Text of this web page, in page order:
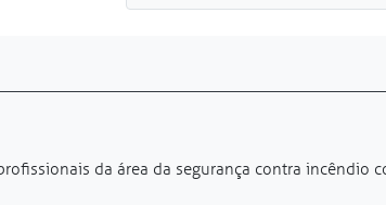
da área da segurança contra incêndio